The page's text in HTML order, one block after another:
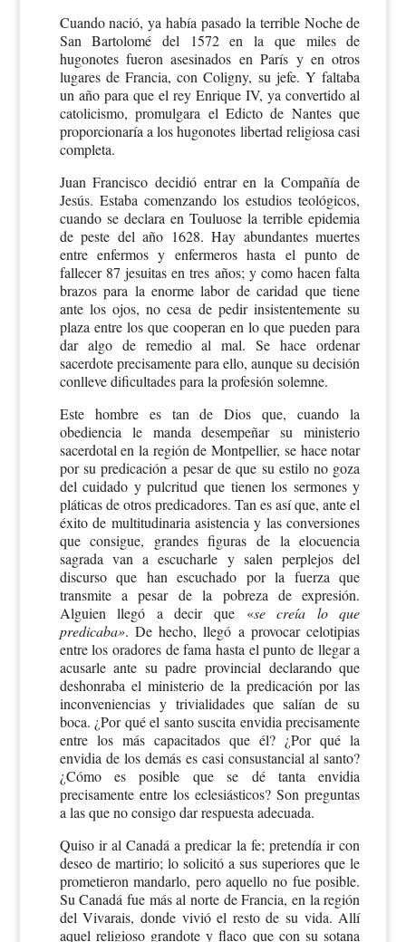
Cuando nació, ya había pasado la terrible Noche de
San Bartolomé del 1572 en la que miles de
hugonotes fueron asesinados en París y en otros
lugares de Francia, con Coligny, su jefe. Y faltaba
un año para que el rey Enrique IV, ya convertido al
catolicismo, promulgara el Edicto de Nantes que
proporcionaría a los hugonotes libertad religiosa casi
completa.
Juan Francisco decidió entrar en la Compañía de
Jesús. Estaba comenzando los estudios teológicos,
cuando se declara en Touluose la terrible epidemia
de peste del año 1628. Hay abundantes muertes
entre enfermos y enfermeros hasta el punto de
fallecer 87 jesuitas en tres años; y como hacen falta
brazos para la enorme labor de caridad que tiene
ante los ojos, no cesa de pedir insistentemente su
plaza entre los que cooperan en lo que pueden para
dar algo de remedio al mal. Se hace ordenar
sacerdote precisamente para ello, aunque su decisión
conlleve dificultades para la profesión solemne.
Este hombre es tan de Dios que, cuando la
obediencia le manda desempeñar su ministerio
sacerdotal en la región de Montpellier, se hace notar
por su predicación a pesar de que su estilo no goza
del cuidado y pulcritud que tienen los sermones y
pláticas de otros predicadores. Tan es así que, ante el
éxito de multitudinaria asistencia y las conversiones
que consigue, grandes figuras de la elocuencia
sagrada van a escucharle y salen perplejos del
discurso que han escuchado por la fuerza que
transmite a pesar de la pobreza de expresión.
Alguien llegó a decir que «se creía lo que
predicaba». De hecho, llegó a provocar celotipias
entre los oradores de fama hasta el punto de llegar a
acusarle ante su padre provincial declarando que
deshonraba el ministerio de la predicación por las
inconveniencias y trivialidades que salían de su
boca. ¿Por qué el santo suscita envidia precisamente
entre los más capacitados que él? ¿Por qué la
envidia de los demás es casi consustancial al santo?
¿Cómo es posible que se dé tanta envidia
precisamente entre los eclesiásticos? Son preguntas
a las que no consigo dar respuesta adecuada.
Quiso ir al Canadá a predicar la fe; pretendía ir con
deseo de martirio; lo solicitó a sus superiores que le
prometieron mandarlo, pero aquello no fue posible.
Su Canadá fue más al norte de Francia, en la región
del Vivarais, donde vivió el resto de su vida. Allí
aquel religioso grandote y flaco que con su sotana